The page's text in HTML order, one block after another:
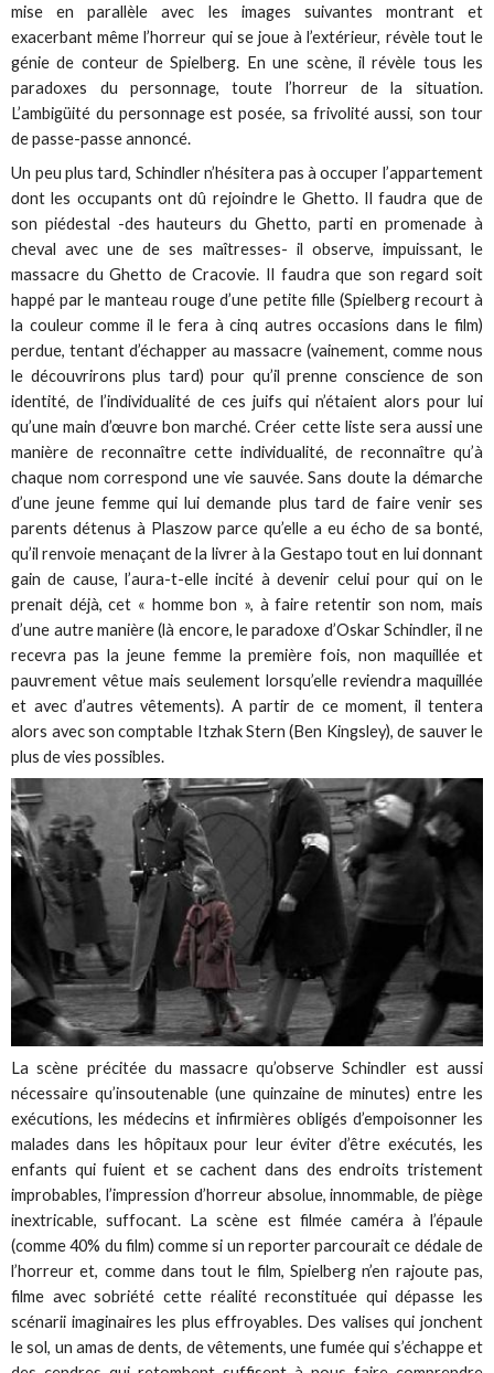
mise en parallèle avec les images suivantes montrant et
exacerbant même l’horreur qui se joue à l’extérieur, révèle tout le
génie de conteur de Spielberg. En une scène, il révèle tous les
paradoxes du personnage, toute l’horreur de la situation.
L’ambigüité du personnage est posée, sa frivolité aussi, son tour
de passe-passe annoncé.
Un peu plus tard, Schindler n’hésitera pas à occuper l’appartement
dont les occupants ont dû rejoindre le Ghetto. Il faudra que de
son piédestal -des hauteurs du Ghetto, parti en promenade à
cheval avec une de ses maîtresses- il observe, impuissant, le
massacre du Ghetto de Cracovie. Il faudra que son regard soit
happé par le manteau rouge d’une petite fille (Spielberg recourt à
la couleur comme il le fera à cinq autres occasions dans le film)
perdue, tentant d’échapper au massacre (vainement, comme nous
le découvrirons plus tard) pour qu’il prenne conscience de son
identité, de l’individualité de ces juifs qui n’étaient alors pour lui
qu’une main d’œuvre bon marché. Créer cette liste sera aussi une
manière de reconnaître cette individualité, de reconnaître qu’à
chaque nom correspond une vie sauvée. Sans doute la démarche
d’une jeune femme qui lui demande plus tard de faire venir ses
parents détenus à Plaszow parce qu’elle a eu écho de sa bonté,
qu’il renvoie menaçant de la livrer à la Gestapo tout en lui donnant
gain de cause, l’aura-t-elle incité à devenir celui pour qui on le
prenait déjà, cet « homme bon », à faire retentir son nom, mais
d’une autre manière (là encore, le paradoxe d’Oskar Schindler, il ne
recevra pas la jeune femme la première fois, non maquillée et
pauvrement vêtue mais seulement lorsqu’elle reviendra maquillée
et avec d’autres vêtements). A partir de ce moment, il tentera
alors avec son comptable Itzhak Stern (Ben Kingsley), de sauver le
plus de vies possibles.
La scène précitée du massacre qu’observe Schindler est aussi
nécessaire qu’insoutenable (une quinzaine de minutes) entre les
exécutions, les médecins et infirmières obligés d’empoisonner les
malades dans les hôpitaux pour leur éviter d’être exécutés, les
enfants qui fuient et se cachent dans des endroits tristement
improbables, l’impression d’horreur absolue, innommable, de piège
inextricable, suffocant. La scène est filmée caméra à l’épaule
(comme 40% du film) comme si un reporter parcourait ce dédale de
l’horreur et, comme dans tout le film, Spielberg n’en rajoute pas,
filme avec sobriété cette réalité reconstituée qui dépasse les
scénarii imaginaires les plus effroyables. Des valises qui jonchent
le sol, un amas de dents, de vêtements, une fumée qui s’échappe et